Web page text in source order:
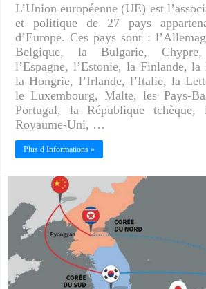
L’Union européenne (UE) est
et politique de 27 pays
d’Europe. Ces pays sont :
Belgique, la Bulgarie,
l’Espagne, l’Estonie, la Finlande, la
la Hongrie, l’Irlande, l’Italie, la
le Luxembourg, Malte, les Pays-
Portugal, la République tchèque,
Royaume-Uni, …
Plus d Informations »